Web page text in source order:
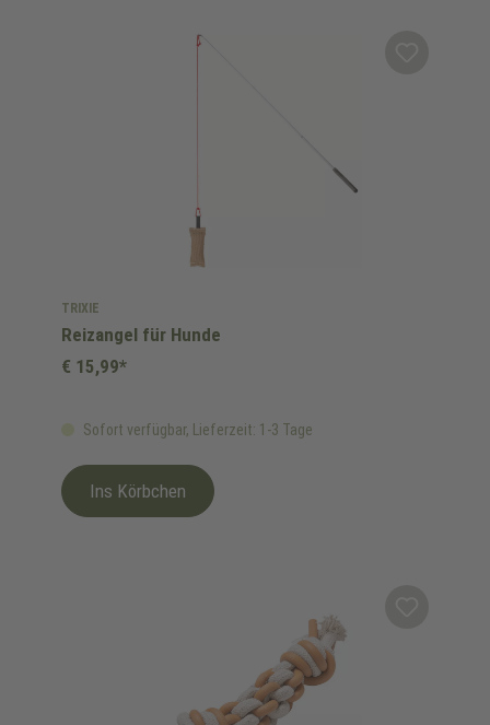
TRIXIE
Reizangel für Hunde
Sofort verfügbar, Lieferzeit: 1-3 Tage
€ 15,99*
Ins Körbchen